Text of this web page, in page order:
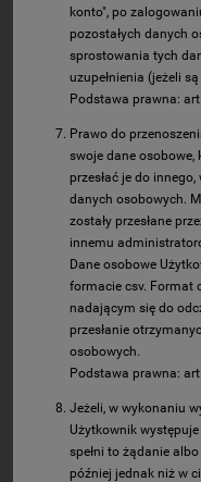
konto", po
pozostałych danych
sprostowania tych
uzupełnienia (jeżeli
Podstawa prawna:
Prawo do
swoje dane osobowe,
przesłać je do
danych osobowych.
zostały przesłane
innemu
Dane osobowe
formacie csv. Format
nadającym się do
przesłanie
osobowych.
Podstawa prawna:
Jeżeli, w wykonaniu
Użytkownik
spełni to żądanie
później jednak niż w